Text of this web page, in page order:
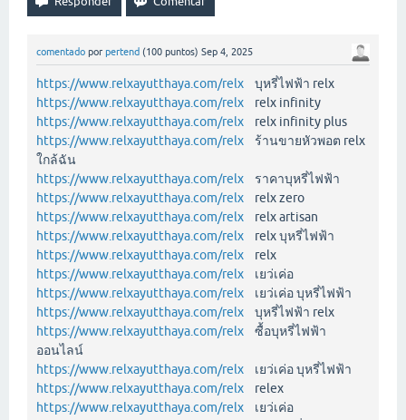
comentado por pertend (100 puntos) Sep 4, 2025
https://www.relxayutthaya.com/relx
บุหรี่ไฟฟ้า relx
https://www.relxayutthaya.com/relx
relx infinity
https://www.relxayutthaya.com/relx
relx infinity plus
https://www.relxayutthaya.com/relx
ร้านขายหัวพอต relx
ใกล้ฉัน
https://www.relxayutthaya.com/relx
ราคาบุหรี่ไฟฟ้า
https://www.relxayutthaya.com/relx
relx zero
https://www.relxayutthaya.com/relx
relx artisan
https://www.relxayutthaya.com/relx
relx บุหรี่ไฟฟ้า
https://www.relxayutthaya.com/relx
relx
https://www.relxayutthaya.com/relx
เยว่เค่อ
https://www.relxayutthaya.com/relx
เยว่เค่อ บุหรี่ไฟฟ้า
https://www.relxayutthaya.com/relx
บุหรี่ไฟฟ้า relx
https://www.relxayutthaya.com/relx
ซื้อบุหรี่ไฟฟ้า
ออนไลน์
https://www.relxayutthaya.com/relx
เยว่เค่อ บุหรี่ไฟฟ้า
https://www.relxayutthaya.com/relx
relex
https://www.relxayutthaya.com/relx
เยว่เค่อ